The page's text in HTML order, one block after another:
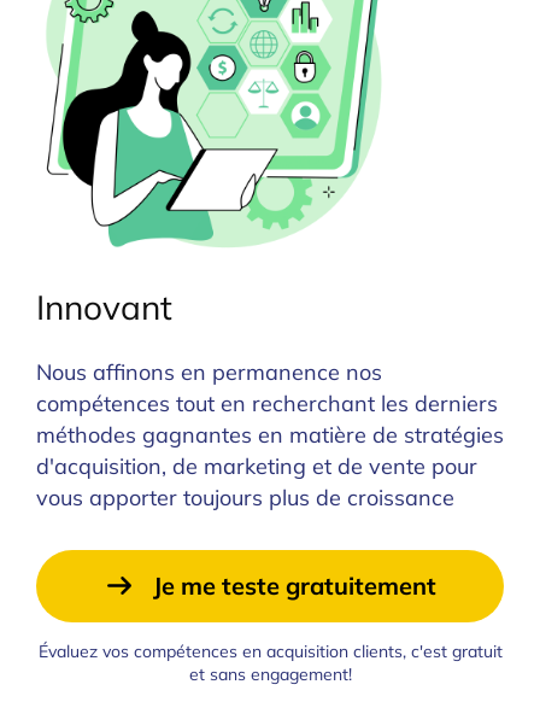
Innovant
Nous affinons en permanence nos
compétences tout en recherchant les derniers
méthodes gagnantes en matière de stratégies
d'acquisition, de marketing et de vente pour
vous apporter toujours plus de croissance
Je me teste gratuitement
Évaluez vos compétences en acquisition clients, c'est gratuit
et sans engagement!